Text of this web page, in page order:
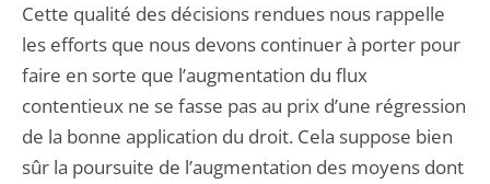
Cette qualité des décisions rendues nous rappelle
les efforts que nous devons continuer à porter pour
faire en sorte que l’augmentation du flux
contentieux ne se fasse pas au prix d’une régression
de la bonne application du droit. Cela suppose bien
sûr la poursuite de l’augmentation des moyens dont